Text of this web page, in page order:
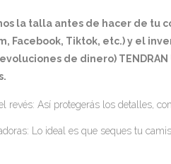
la talla antes de hacer de tu
Facebook, Tiktok, etc.) y el
de dinero)
revés: Así protegerás los detalles,
Lo ideal es que seques tu